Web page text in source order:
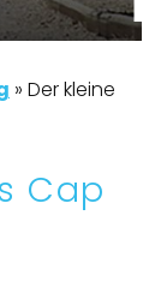
» Der kleine
Cap